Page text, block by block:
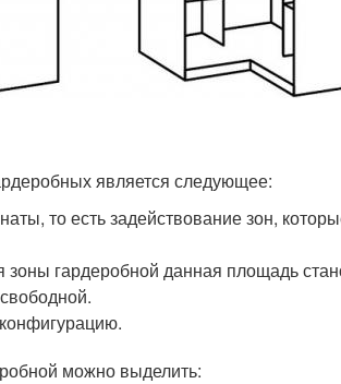
является следующее:
то есть задействование зон,
гардеробной данная площадь
можно выделить: